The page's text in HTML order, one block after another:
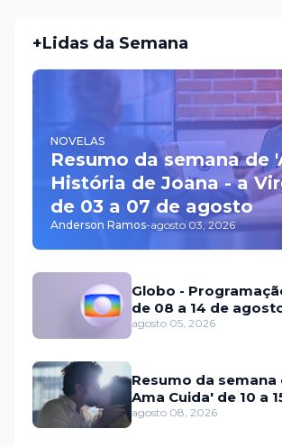
+Lidas da Semana
NOVELAS
Resumo da semana de
História de Joana - a
de 03 a 07 de agosto
Anderson Ramos-agosto 03, 2026
Globo -
de 08 a 14 de
agosto 05, 2026
Resumo da semana
Ama Cuida' de 10 a
agosto 08, 2026